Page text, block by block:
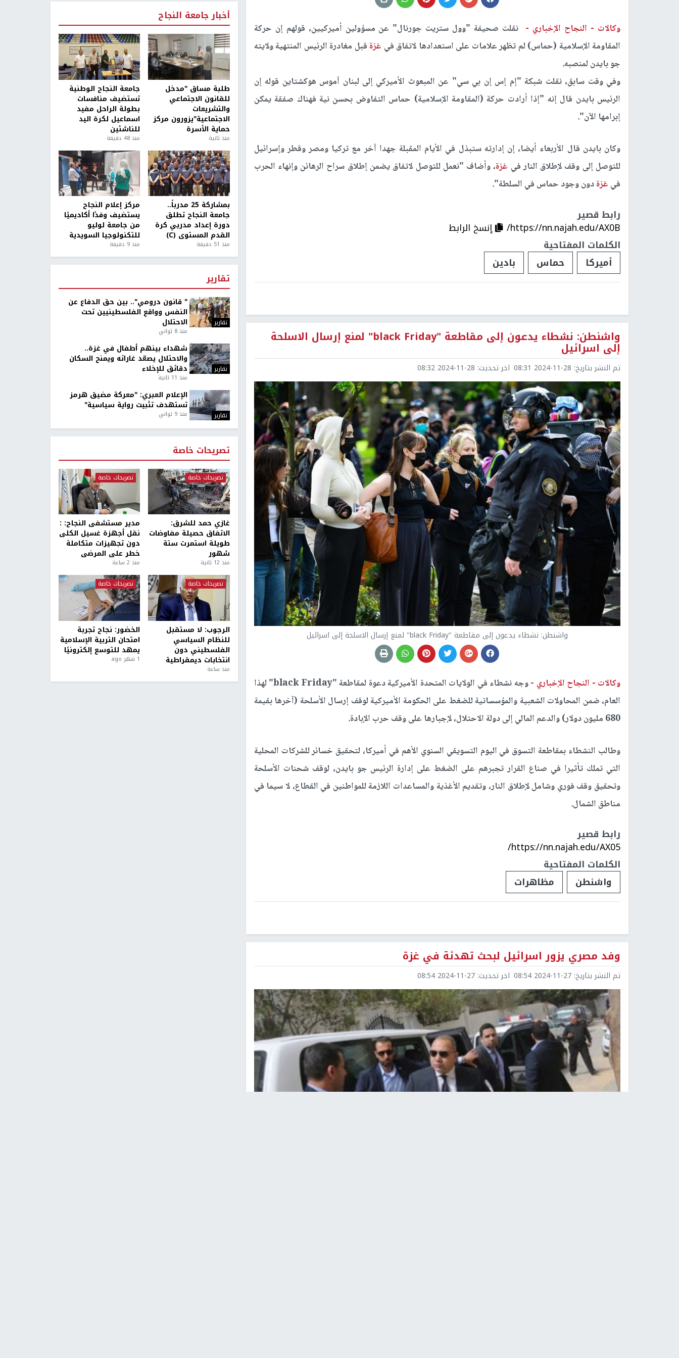
وكالات - النجاح الإخباري - نقلت صحيفة "وول ستريت جورنال" عن مسؤولين أميركيين، قولهم إن حركة
المقاومة الإسلامية (حماس) لم تظهر علامات على استعدادها لاتفاق في غزة قبل مغادرة الرئيس المنتهية ولايته
جو بايدن لمنصبه.
وفي وقت سابق، نقلت شبكة "إم إس إن بي سي" عن المبعوث الأميركي إلى لبنان آموس هوكشتاين قوله إن
الرئيس بايدن قال إنه "إذا أرادت حركة (المقاومة الإسلامية) حماس التفاوض بحسن نية فهناك صفقة يمكن
إبرامها الآن".
وكان بايدن قال الأربعاء أيضا، إن إدارته ستبذل في الأيام المقبلة جهدا آخر مع تركيا ومصر وقطر وإسرائيل
للتوصل إلى وقف لإطلاق النار في غزة، وأضاف "نعمل للتوصل لاتفاق يضمن إطلاق سراح الرهائن وإنهاء الحرب
في غزةدون وجود حماس في السلطة".
رابط قصير
https://nn.najah.edu/AX0B/
إنسخ الرابط
الكلمات المفتاحية
أميركا
حماس بادين
واشنطن: نشطاء يدعون إلى مقاطعة "black Friday" لمنع إرسال الاسلحة
إلى اسرائيل
تم النشر بتاريخ: 2024-11-28 08:31 اخر تحديث: 2024-11-28 08:32
واشنطن: نشطاء يدعون إلى مقاطعة "black Friday" لمنع إرسال الاسلحة إلى اسرائيل
وكالات - النجاح الإخباري -
وجه نشطاء في الولايات المتحدة الأميركية دعوة لمقاطعة "black Friday" لهذا
العام، ضمن المحاولات الشعبية والمؤسساتية للضغط على الحكومة الأميركية لوقف إرسال الأسلحة (آخرها بقيمة
680 مليون دولار) والدعم المالي إلى دولة الاحتلال، لإجبارها على وقف حرب الإبادة.
وطالب النشطاء بمقاطعة التسوق في اليوم التسويقي السنوي الأهم في أميركا، لتحقيق خسائر للشركات المحلية
التي تملك تأثيرا في صناع القرار تجبرهم على الضغط على إدارة الرئيس جو بايدن، لوقف شحنات الأسلحة
وتحقيق وقف فوري وشامل لإطلاق النار، وتقديم الأغذية والمساعدات اللازمة للمواطنين في القطاع، لا سيما في
مناطق الشمال.
رابط قصير
https://nn.najah.edu/AX05/
الكلمات المفتاحية
واشنطن
مظاهرات
وفد مصري يزور اسرائيل لبحث تهدئة في غزة
تم النشر بتاريخ: 2024-11-27 08:54 اخر تحديث: 2024-11-27 08:54
أخبار جامعة النجاح
طلبة مساق "مدخل
للقانون الاجتماعي
والتشريعات
الاجتماعية"يزورون مركز
حماية الأسرة
منذ ثانية
جامعة النجاح الوطنية
تستضيف منافسات
بطولة الراحل مفيد
اسماعيل لكرة اليد
للناشئين
منذ 48 دقيقة
بمشاركة 25 مدرباً..
جامعة النجاح تطلق
دورة إعداد مدربي كرة
القدم المستوى (C)
منذ 51 دقيقة
مركز إعلام النجاح
يستضيف وفدًا أكاديميًا
من جامعة لوليو
للتكنولوجيا السويدية
منذ 9 دقيقة
تقارير
تقارير
" قانون درومي".. بين حق الدفاع عن
النفس وواقع الفلسطينيين تحت
الاحتلال
منذ 8 ثواني
تقارير
شهداء بينهم أطفال في غزة..
والاحتلال يصعّد غاراته ويمنح السكان
دقائق للإخلاء
منذ 11 ثانية
تقارير
الإعلام العبري: "معركة مضيق هرمز
تستهدف تثبيت رواية سياسية"
منذ 9 ثواني
تصريحات خاصة
تصريحات خاصة
غازي حمد للشرق:
الاتفاق حصيلة مفاوضات
طويلة استمرت ستة
شهور
منذ 12 ثانية
تصريحات خاصة
مدير مستشفى النجاح: :
نقل أجهزة غسيل الكلى
دون تجهيزات متكاملة
خطر على المرضى
منذ 2 ساعة
تصريحات خاصة
الرجوب: لا مستقبل
للنظام السياسي
الفلسطيني دون
انتخابات ديمقراطية
منذ ساعة
تصريحات خاصة
الخضور: نجاح تجربة
امتحان التربية الإسلامية
يمهد للتوسع إلكترونيًا
1 شهر ago